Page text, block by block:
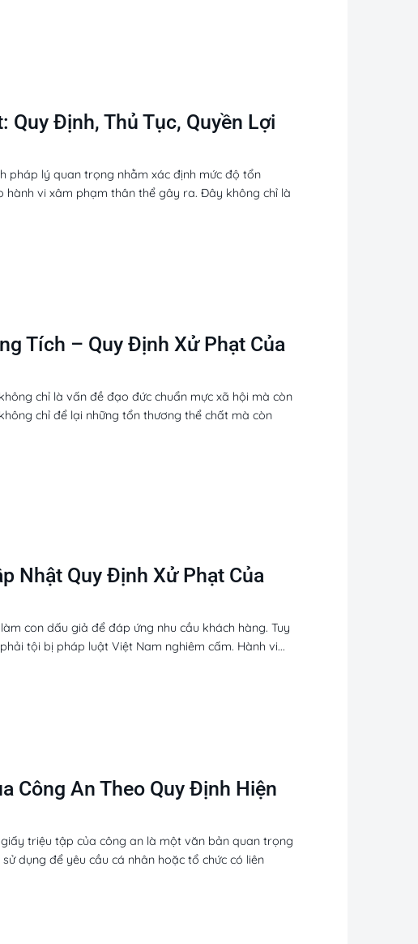
Quy Định, Thủ Tục, Quyền Lợi
pháp lý quan trọng nhằm xác định mức độ tổn
hành vi xâm phạm thân thể gây ra. Đây không chỉ là
Tích – Quy Định Xử Phạt Của
chỉ là vấn đề đạo đức chuẩn mực xã hội mà còn
chỉ để lại những tổn thương thể chất mà còn
Nhật Quy Định Xử Phạt Của
con dấu giả để đáp ứng nhu cầu khách hàng. Tuy
tội bị pháp luật Việt Nam nghiêm cấm. Hành vi...
Công An Theo Quy Định Hiện
triệu tập của công an là một văn bản quan trọng
dụng để yêu cầu cá nhân hoặc tổ chức có liên